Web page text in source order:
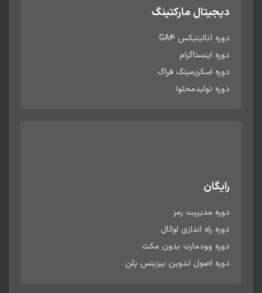
دیجیتال مارکتینگ
دوره آنالیتیکس GA4
دوره اینستاگرام
دوره اسکریمینگ فراگ
دوره تولیدمحتوا
رایگان
دوره مدیریت رمز
دوره راه اندازی لوکال
دوره وودمارت بدون مکث
دوره اصول تدوین بیزینس پلن